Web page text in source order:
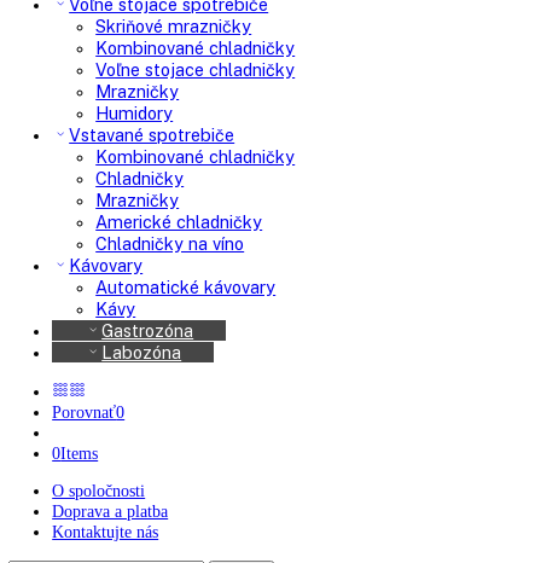
Všetky produkty
Voľne stojace spotrebiče
Skriňové mrazničky
Kombinované chladničky
Voľne stojace chladničky
Mrazničky
Humidory
Vstavané spotrebiče
Kombinované chladničky
Chladničky
Mrazničky
Americké chladničky
Chladničky na víno
Kávovary
Automatické kávovary
Gastrozóna
Labozóna
Porovnať0
0Items